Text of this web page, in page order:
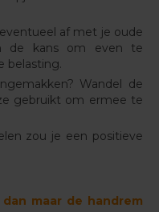
af met je oude
de kans om even te
belasting.
Wandel de
gebruikt om ermee te
zou je een positieve
maar de handrem